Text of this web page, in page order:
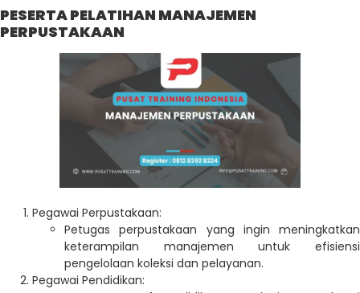
PESERTA PELATIHAN MANAJEMEN
PERPUSTAKAAN
Pegawai Perpustakaan:
Petugas perpustakaan yang ingin meningkatkan
keterampilan manajemen untuk efisiensi
pengelolaan koleksi dan pelayanan.
Pegawai Pendidikan: